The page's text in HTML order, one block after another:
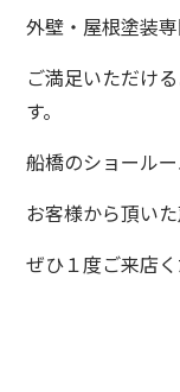
外壁・屋根塗装
ご満足いただけ
す。
船橋のショール
お客様から頂い
ぜひ１度ご来店く